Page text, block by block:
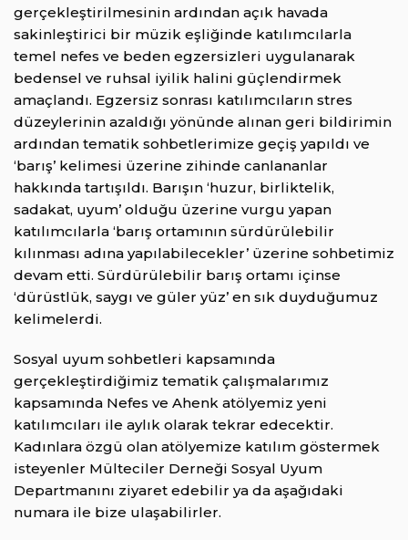
gerçekleştirilmesinin ardından açık havada
sakinleştirici bir müzik eşliğinde katılımcılarla
temel nefes ve beden egzersizleri uygulanarak
bedensel ve ruhsal iyilik halini güçlendirmek
amaçlandı. Egzersiz sonrası katılımcıların stres
düzeylerinin azaldığı yönünde alınan geri bildirimin
ardından tematik sohbetlerimize geçiş yapıldı ve
‘barış’ kelimesi üzerine zihinde canlananlar
hakkında tartışıldı. Barışın ‘huzur, birliktelik,
sadakat, uyum’ olduğu üzerine vurgu yapan
katılımcılarla ‘barış ortamının sürdürülebilir
kılınması adına yapılabilecekler’ üzerine sohbetimiz
devam etti. Sürdürülebilir barış ortamı içinse
‘dürüstlük, saygı ve güler yüz’ en sık duyduğumuz
kelimelerdi.
Sosyal uyum sohbetleri kapsamında
gerçekleştirdiğimiz tematik çalışmalarımız
kapsamında Nefes ve Ahenk atölyemiz yeni
katılımcıları ile aylık olarak tekrar edecektir.
Kadınlara özgü olan atölyemize katılım göstermek
isteyenler Mülteciler Derneği Sosyal Uyum
Departmanını ziyaret edebilir ya da aşağıdaki
numara ile bize ulaşabilirler.